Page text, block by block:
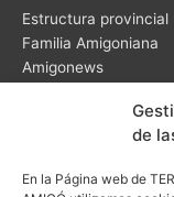
de
En la Página web de
Estructura provincial
Familia Amigoniana
Amigonews